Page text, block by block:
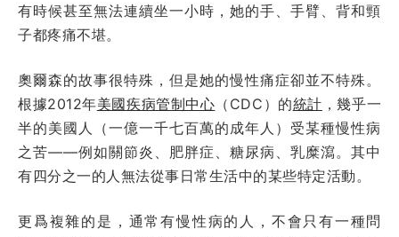
有時候甚至無法連續坐一小時，她的手、手臂、背和頸
子都疼痛不堪。
奧爾森的故事很特殊，但是她的慢性痛症卻並不特殊。
根據2012年美國疾病管制中心 （CDC）的統計 ，幾乎一
半的美國人（一億一千七百萬的成年人）受某種慢性病
之苦——例如關節炎、肥胖症、糖尿病、乳糜瀉。其中
有四分之一的人無法從事日常生活中的某些特定活動。
更爲複雜的是，通常有慢性病的人，不會只有一種問